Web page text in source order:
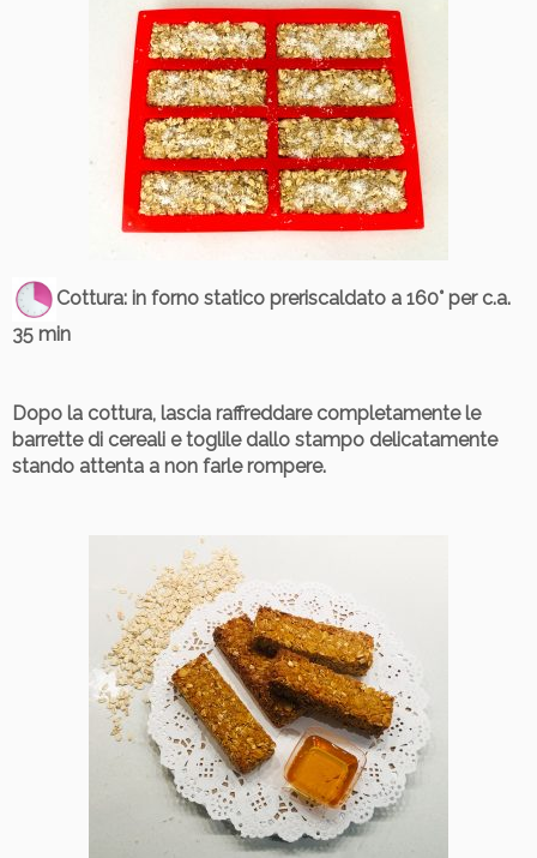
Cottura: in forno statico preriscaldato a 160° per c.a.
35 min
Dopo la cottura, lascia raffreddare completamente le
barrette di cereali e toglile dallo stampo delicatamente
stando attenta a non farle rompere.